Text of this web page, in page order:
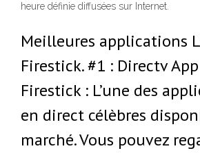
heure définie diffusées sur Internet.
Meilleures applications
Firestick. #1 : Directv
Firestick : L’une des
en direct célèbres
marché. Vous pouvez